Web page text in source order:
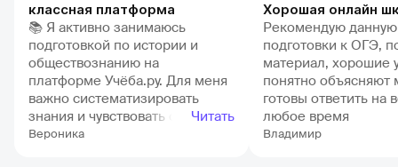
Вероника
классная платформа
📚 Я активно занимаюсь
подготовкой по истории и
обществознанию на
платформе Учёба.ру. Для меня
важно систематизировать
знания и чувствовать себя
уверенно на экзаменах, и эта
Читать
Владимир
Рекомендую
подготовки к ОГЭ,
материал, хорошие
понятно объясняют
готовы ответить на
любое время